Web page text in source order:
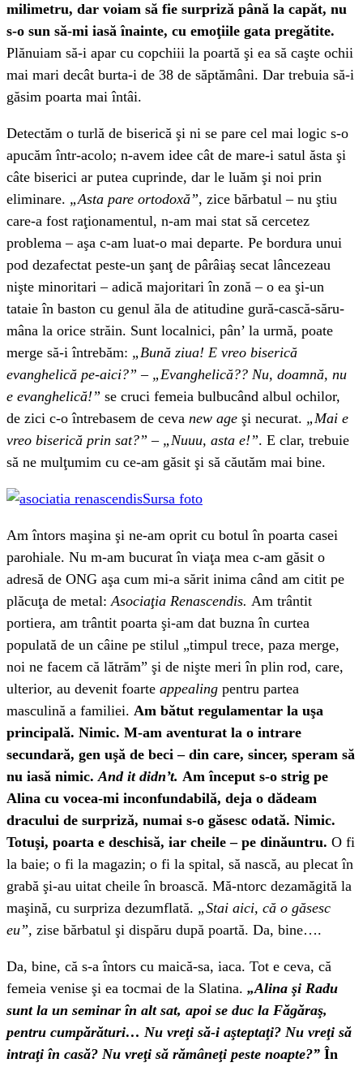
milimetru, dar voiam să fie surpriză până la capăt, nu
s-o sun să-mi iasă înainte, cu emoţiile gata pregătite.
Plănuiam să-i apar cu copchiii la poartă şi ea să caşte ochii
mai mari decât burta-i de 38 de săptămâni. Dar trebuia să-i
găsim poarta mai întâi.
Detectăm o turlă de biserică şi ni se pare cel mai logic s-o
apucăm într-acolo; n-avem idee cât de mare-i satul ăsta şi
câte biserici ar putea cuprinde, dar le luăm şi noi prin
eliminare. „Asta pare ortodoxă”, zice bărbatul – nu ştiu
care-a fost raţionamentul, n-am mai stat să cercetez
problema – aşa c-am luat-o mai departe. Pe bordura unui
pod dezafectat peste-un şanţ de pârâiaş secat lâncezeau
nişte minoritari – adică majoritari în zonă – o ea şi-un
tataie în baston cu genul ăla de atitudine gură-cască-săru-
mâna la orice străin. Sunt localnici, pân’ la urmă, poate
merge să-i întrebăm: „Bună ziua! E vreo biserică
evanghelică pe-aici?” – „Evanghelică?? Nu, doamnă, nu
e evanghelică!” se cruci femeia bulbucând albul ochilor,
de zici c-o întrebasem de ceva new age şi necurat. „Mai e
vreo biserică prin sat?” – „Nuuu, asta e!”. E clar, trebuie
să ne mulţumim cu ce-am găsit şi să căutăm mai bine.
Sursa foto
Am întors maşina şi ne-am oprit cu botul în poarta casei
parohiale. Nu m-am bucurat în viaţa mea c-am găsit o
adresă de ONG aşa cum mi-a sărit inima când am citit pe
plăcuţa de metal:Asociaţia Renascendis. Am trântit
portiera, am trântit poarta şi-am dat buzna în curtea
populată de un câine pe stilul „timpul trece, paza merge,
noi ne facem că lătrăm” şi de nişte meri în plin rod, care,
ulterior, au devenit foarte appealing pentru partea
masculină a familiei. Am bătut regulamentar la uşa
principală. Nimic. M-am aventurat la o intrare
secundară, gen uşă de beci – din care, sincer, speram să
nu iasă nimic.And it didn’t. Am început s-o strig pe
Alina cu vocea-mi inconfundabilă, deja o dădeam
dracului de surpriză, numai s-o găsesc odată. Nimic.
Totuşi, poarta e deschisă, iar cheile – pe dinăuntru. O fi
la baie; o fi la magazin; o fi la spital, să nască, au plecat în
grabă şi-au uitat cheile în broască. Mă-ntorc dezamăgită la
maşină, cu surpriza dezumflată. „Stai aici, că o găsesc
eu”, zise bărbatul şi dispăru după poartă. Da, bine….
Da, bine, că s-a întors cu maică-sa, iaca. Tot e ceva, că
femeia venise şi ea tocmai de la Slatina. „Alina şi Radu
sunt la un seminar în alt sat, apoi se duc la Făgăraş,
pentru cumpărături… Nu vreţi să-i aşteptaţi? Nu vreţi să
intraţi în casă? Nu vreţi să rămâneţi peste noapte?” În